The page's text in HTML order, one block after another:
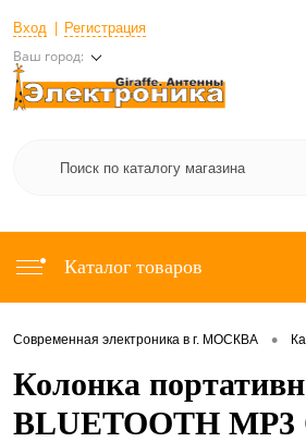
Вход Регистрация
Ваш город:
Каталог товаров
Современная электроника в г. МОСКВА •
Колонка
BLUETOOTH MP3